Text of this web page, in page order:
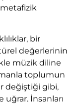
metafizik
bir
değerlerinin
müzik diline
toplumun
değiştiği gibi,
İnsanları